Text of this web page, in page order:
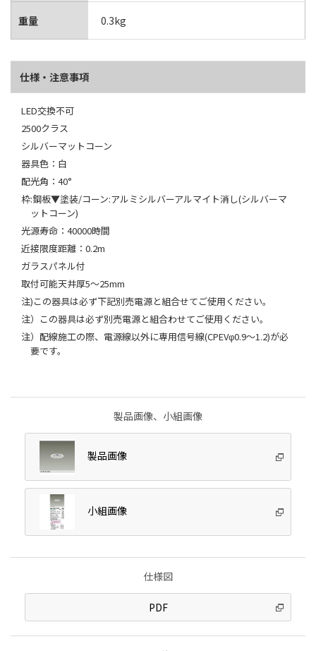
重量 0.3kg
仕様・注意事項
LED交換不可
2500クラス
シルバーマットコーン
器具色：白
配光角：40°
枠:鋼板▼塗装/コーン:アルミシルバーアルマイト消し(シルバーマ
ットコーン)
光源寿命：40000時間
近接限度距離：0.2m
ガラスパネル付
取付可能天井厚5～25mm
注)この器具は必ず下記別売電源と組合せてご使用ください。
注）この器具は必ず別売電源と組合わせてご使用ください。
注）配線施工の際、電源線以外に専用信号線(CPEVφ0.9～1.2)が必
要です。
製品画像、小組画像
製品画像
小組画像
仕様図
PDF